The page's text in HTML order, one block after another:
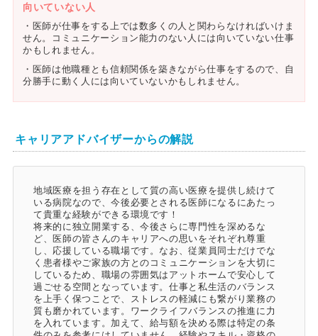
向いていない人
・医師が仕事をする上では数多くの人と関わらなければいけま
せん。コミュニケーション能力のない人には向いていない仕事
かもしれません。
・医師は他職種とも信頼関係を築きながら仕事をするので、自
分勝手に動く人には向いていないかもしれません。
キャリアアドバイザーからの解説
地域医療を担う存在として質の高い医療を提供し続けて
いる病院なので、今後必要とされる医師になるにあたっ
て貴重な経験ができる環境です！
将来的に独立開業する、今後さらに専門性を深めるな
ど、医師の皆さんのキャリアへの思いをそれぞれ尊重
し、応援している職場です。なお、従業員同士だけでな
く患者様やご家族の方とのコミュニケーションを大切に
しているため、職場の雰囲気はアットホームで安心して
過ごせる空間となっています。仕事と私生活のバランス
を上手く保つことで、ストレスの軽減にも繋がり業務の
質も磨かれています。ワークライフバランスの推進に力
を入れています。加えて、給与額を決める際は特定の条